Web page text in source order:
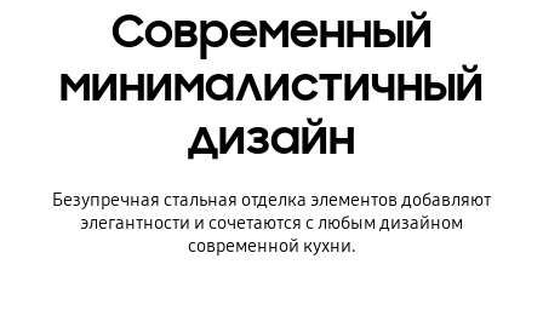
Современный
минималистичный
дизайн
Безупречная стальная отделка элементов добавляют
элегантности и сочетаются с любым дизайном
современной кухни.